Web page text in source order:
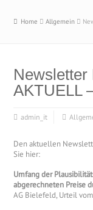
Home Allgemein
Newsletter
AKTUELL
admin_it
Den aktuellen
Sie hier:
Umfang der
abgerechneten Preise
AG Bielefeld, Urteil